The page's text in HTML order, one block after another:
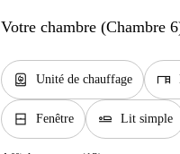
Votre chambre (Chambre
water_heater Unité de chauffage desk
window_closed Fenêtre airline_seat_flat Lit simple